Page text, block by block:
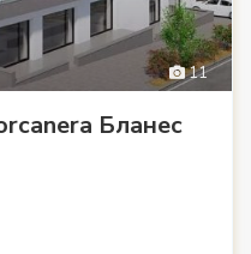
11
Бланес